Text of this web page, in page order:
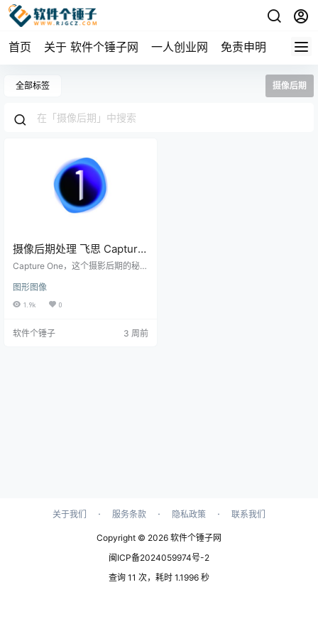
首页 关于 软件个锤子网 一人创业网 免责申明
全部标签 摄像后期
摄像后期处理 飞思 Capture
One Enterprise
Mac16.6.6.9 | 软件个锤子 |
R1310
Capture One，这个摄影后期的秘密
力，帮助摄影师们快速打造出具有
电影质感的大片。无论是独立摄影
被一些用户誉为RAW格式处理的佼
图形图像
1.9k 0
软件个锤子 3 周前
关于我们 · 服务条款 · 隐私政策 · 联系我们
Copyright © 2026 软件个锤子网
闽ICP备2024059974号-2
查询 11 次，耗时 1.1996 秒